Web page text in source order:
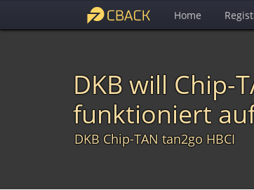
Home
DKB will Chip-
funktioniert
DKB Chip-TAN tan2go HBCI